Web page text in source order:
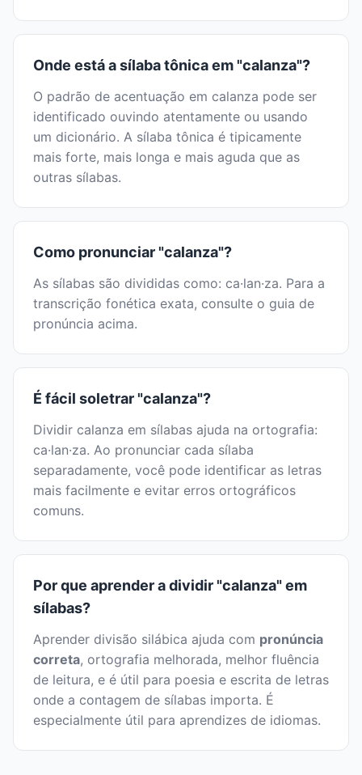
Onde está a sílaba tônica em "calanza"?
O padrão de acentuação em calanza pode ser
identificado ouvindo atentamente ou usando
um dicionário. A sílaba tônica é tipicamente
mais forte, mais longa e mais aguda que as
outras sílabas.
Como pronunciar "calanza"?
As sílabas são divididas como: ca·lan·za. Para a
transcrição fonética exata, consulte o guia de
pronúncia acima.
É fácil soletrar "calanza"?
Dividir calanza em sílabas ajuda na ortografia:
ca·lan·za. Ao pronunciar cada sílaba
separadamente, você pode identificar as letras
mais facilmente e evitar erros ortográficos
comuns.
Por que aprender a dividir "calanza" em
sílabas?
Aprender divisão silábica ajuda com pronúncia
correta, ortografia melhorada, melhor fluência
de leitura, e é útil para poesia e escrita de letras
onde a contagem de sílabas importa. É
especialmente útil para aprendizes de idiomas.